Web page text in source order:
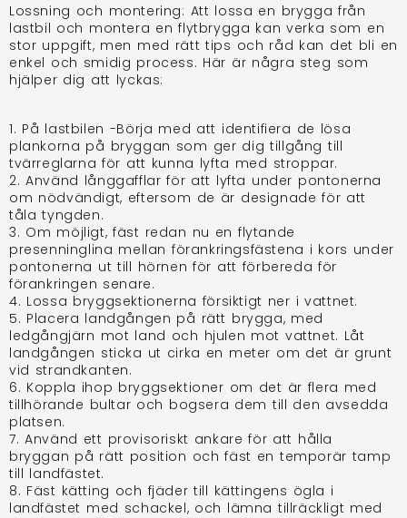
Lossning och montering: Att lossa en brygga från
lastbil och montera en flytbrygga kan verka som en
stor uppgift, men med rätt tips och råd kan det bli en
enkel och smidig process. Här är några steg som
hjälper dig att lyckas:
1. På lastbilen -Börja med att identifiera de lösa
plankorna på bryggan som ger dig tillgång till
tvärreglarna för att kunna lyfta med stroppar.
2. Använd långgafflar för att lyfta under pontonerna
om nödvändigt, eftersom de är designade för att
tåla tyngden.
3. Om möjligt, fäst redan nu en flytande
presenninglina mellan förankringsfästena i kors under
pontonerna ut till hörnen för att förbereda för
förankringen senare.
4. Lossa bryggsektionerna försiktigt ner i vattnet.
5. Placera landgången på rätt brygga, med
ledgångjärn mot land och hjulen mot vattnet. Låt
landgången sticka ut cirka en meter om det är grunt
vid strandkanten.
6. Koppla ihop bryggsektioner om det är flera med
tillhörande bultar och bogsera dem till den avsedda
platsen.
7. Använd ett provisoriskt ankare för att hålla
bryggan på rätt position och fäst en temporär tamp
till landfästet.
8. Fäst kätting och fjäder till kättingens ögla i
landfästet med schackel, och lämna tillräckligt med